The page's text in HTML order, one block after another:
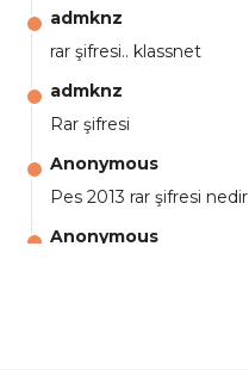
admknz
rar şifresi.. klassnet
admknz
Rar şifresi
Anonymous
Pes 2013 rar şifresi nedir
Anonymous